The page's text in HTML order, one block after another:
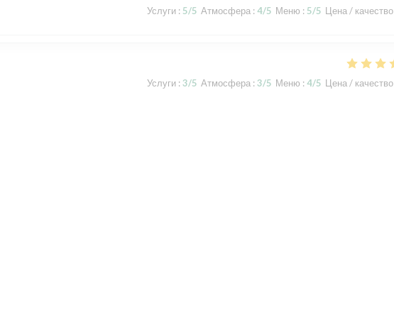
Услуги : 5/5 Атмосфера : 4/5 Меню : 5/5 Цена / качество
Услуги : 3/5 Атмосфера : 3/5 Меню : 4/5 Цена / качество